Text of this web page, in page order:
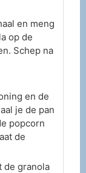
en meng
op de
Schep na
en de
je de pan
popcorn
de
de granola